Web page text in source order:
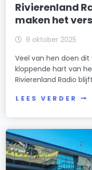
Rivierenland
maken het
9 oktober 2025
Veel van hen doen
kloppende hart van
Rivierenland Radio
LEES VERDER